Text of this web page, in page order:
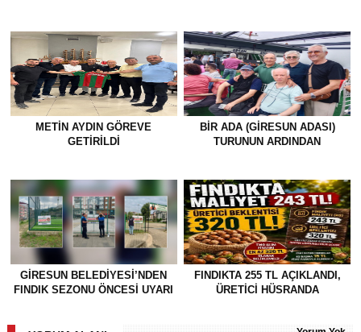
METİN AYDIN GÖREVE
GETİRİLDİ
BİR ADA (GİRESUN ADASI)
TURUNUN ARDINDAN
GİRESUN BELEDİYESİ’NDEN
FINDIK SEZONU ÖNCESİ UYARI
FINDIKTA 255 TL AÇIKLANDI,
ÜRETİCİ HÜSRANDA